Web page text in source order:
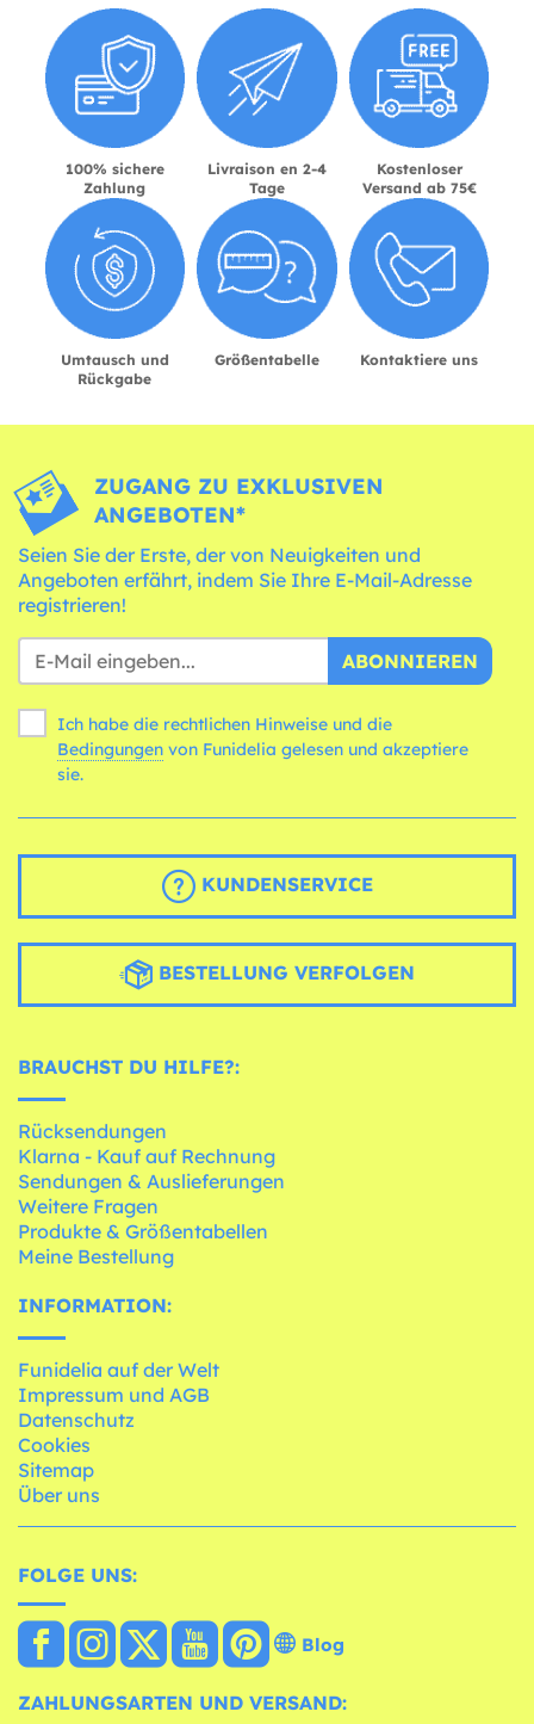
100% sichere
Zahlung
Livraison en 2-4
Tage
Kostenloser
Versand ab 75€
Umtausch und
Rückgabe
Größentabelle Kontaktiere uns
ZUGANG ZU EXKLUSIVEN
ANGEBOTEN*
Seien Sie der Erste, der von Neuigkeiten und
Angeboten erfährt, indem Sie Ihre E-Mail-Adresse
registrieren!
ABONNIEREN
Ich habe die rechtlichen Hinweise und die
Bedingungen
sie.
KUNDENSERVICE
BESTELLUNG VERFOLGEN
BRAUCHST DU HILFE?:
Rücksendungen
Klarna - Kauf auf Rechnung
Sendungen & Auslieferungen
Weitere Fragen
Produkte & Größentabellen
Meine Bestellung
INFORMATION:
Funidelia auf der Welt
Impressum und AGB
Datenschutz
Cookies
Sitemap
Über uns
FOLGE UNS:
Blog
ZAHLUNGSARTEN UND VERSAND: